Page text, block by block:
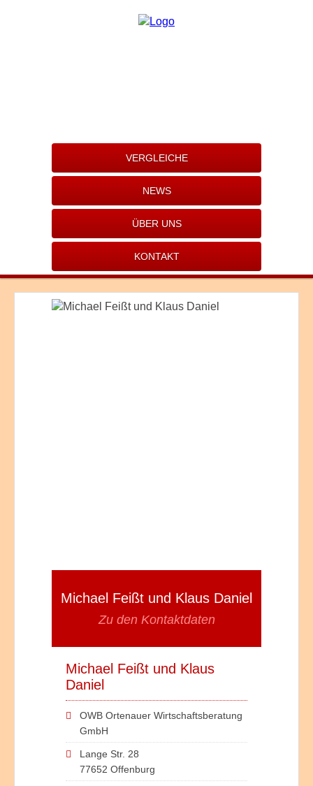
VERGLEICHE
NEWS
ÜBER UNS
KONTAKT
Michael Feißt und Klaus Daniel
Zu den Kontaktdaten
Michael Feißt und Klaus
Daniel
OWB Ortenauer Wirtschaftsberatung
GmbH
Lange Str. 28
77652 Offenburg